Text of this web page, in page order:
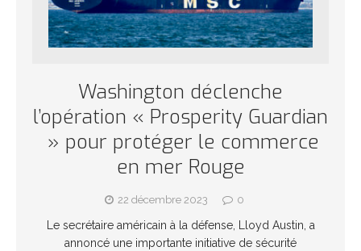
Washington déclenche
l’opération « Prosperity Guardian
» pour protéger le commerce
en mer Rouge
22 décembre 2023 0
Le secrétaire américain à la défense, Lloyd Austin, a
annoncé une importante initiative de sécurité